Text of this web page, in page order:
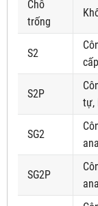
Chỗ
trống
S2
S2P
tự,
SG2
SG2P